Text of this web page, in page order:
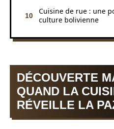
Cuisine de rue : une
culture bolivienne
DÉCOUVERTE
QUAND LA
RÉVEILLE LA